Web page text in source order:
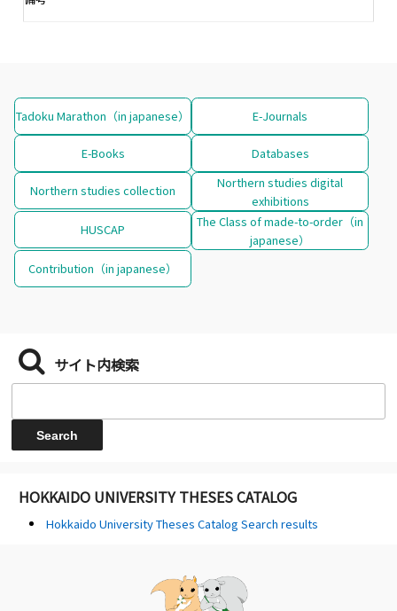
Tadoku Marathon（in japanese） E-Journals
E-Books Databases
Northern studies collection
Northern studies digital
exhibitions
HUSCAP
The Class of made-to-order（in
japanese）
Contribution（in japanese）
サイト内検索
HOKKAIDO UNIVERSITY THESES CATALOG
Hokkaido University Theses Catalog Search results